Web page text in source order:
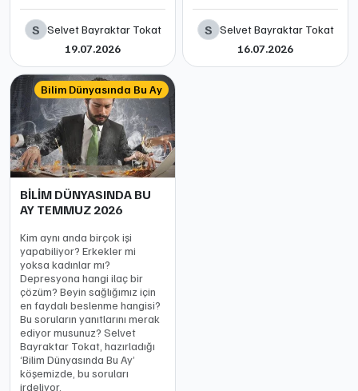
S Selvet Bayraktar Tokat
19.07.2026
S Selvet Bayraktar Tokat
16.07.2026
Bilim Dünyasında Bu Ay
BİLİM DÜNYASINDA BU
AY TEMMUZ 2026
Kim aynı anda birçok işi
yapabiliyor? Erkekler mi
yoksa kadınlar mı?
Depresyona hangi ilaç bir
çözüm? Beyin sağlığımız için
en faydalı beslenme hangisi?
Bu soruların yanıtlarını merak
ediyor musunuz? Selvet
Bayraktar Tokat, hazırladığı
‘Bilim Dünyasında Bu Ay’
köşemizde, bu soruları
irdeliyor.